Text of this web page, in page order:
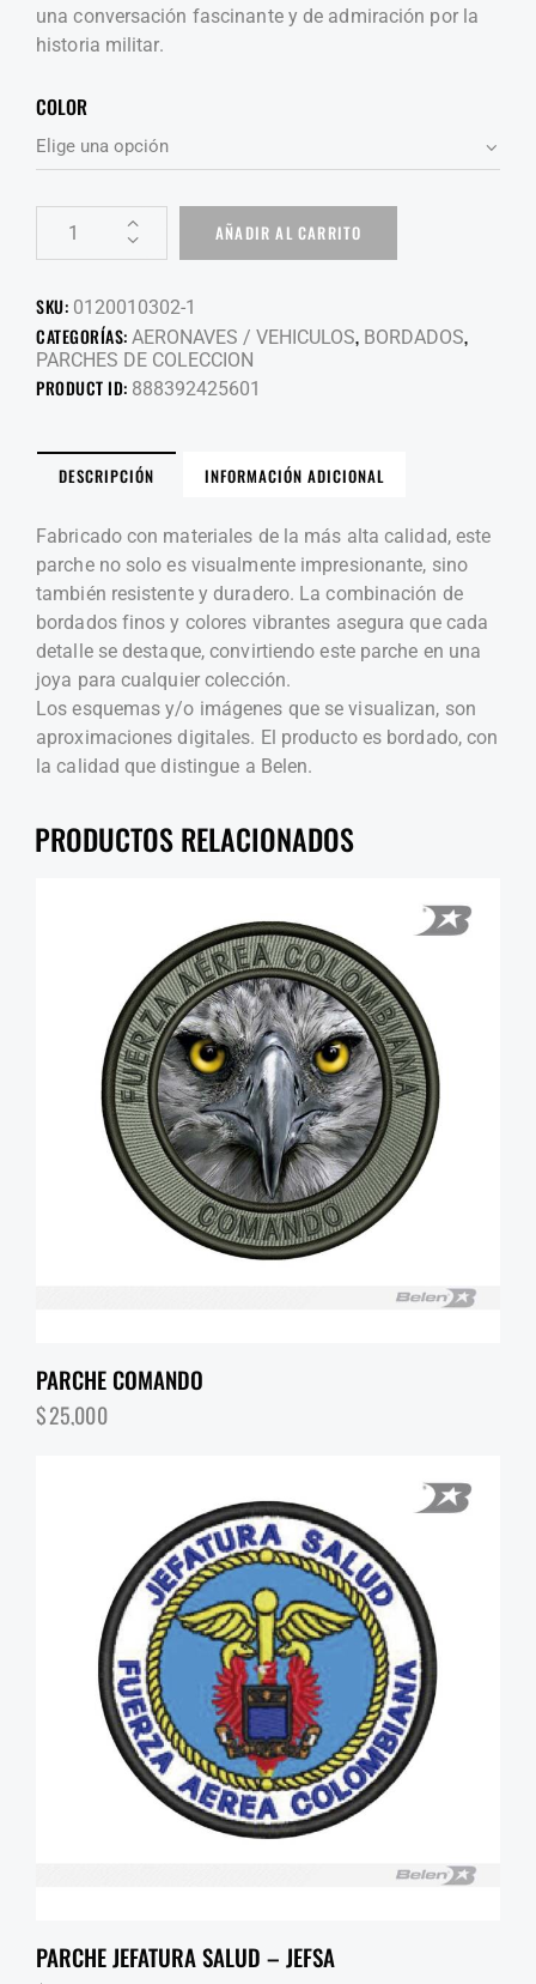
una conversación fascinante y de admiración por la
historia militar.
COLOR
AÑADIR AL CARRITO
SKU: 0120010302-1
CATEGORÍAS: AERONAVES / VEHICULOS, BORDADOS,
PARCHES DE COLECCION
PRODUCT ID: 888392425601
DESCRIPCIÓN INFORMACIÓN ADICIONAL
Fabricado con materiales de la más alta calidad, este
parche no solo es visualmente impresionante, sino
también resistente y duradero. La combinación de
bordados finos y colores vibrantes asegura que cada
detalle se destaque, convirtiendo este parche en una
joya para cualquier colección.
Los esquemas y/o imágenes que se visualizan, son
aproximaciones digitales. El producto es bordado, con
la calidad que distingue a Belen.
PRODUCTOS RELACIONADOS
PARCHE COMANDO
$25,000
PARCHE JEFATURA SALUD – JEFSA